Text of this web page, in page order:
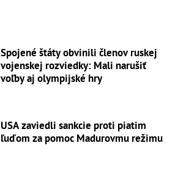
Spojené štáty obvinili členov ruskej
vojenskej rozviedky: Mali narušiť
voľby aj olympijské hry
USA zaviedli sankcie proti piatim
ľuďom za pomoc Madurovmu režimu